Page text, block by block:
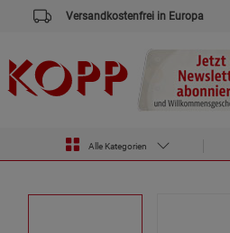
Versandkostenfrei in Europa
Alle Kategorien
Zur Startseite des Kopp Verlag Online-Shop
Bücher Moon Man